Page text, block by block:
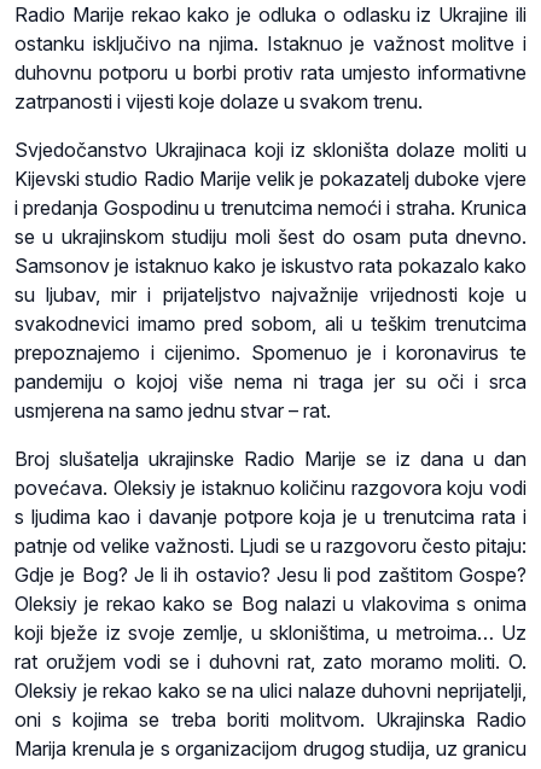
Radio Marije rekao kako je odluka o odlasku iz Ukrajine ili
ostanku isključivo na njima. Istaknuo je važnost molitve i
duhovnu potporu u borbi protiv rata umjesto informativne
zatrpanosti i vijesti koje dolaze u svakom trenu.
Svjedočanstvo Ukrajinaca koji iz skloništa dolaze moliti u
Kijevski studio Radio Marije velik je pokazatelj duboke vjere
i predanja Gospodinu u trenutcima nemoći i straha. Krunica
se u ukrajinskom studiju moli šest do osam puta dnevno.
Samsonov je istaknuo kako je iskustvo rata pokazalo kako
su ljubav, mir i prijateljstvo najvažnije vrijednosti koje u
svakodnevici imamo pred sobom, ali u teškim trenutcima
prepoznajemo i cijenimo. Spomenuo je i koronavirus te
pandemiju o kojoj više nema ni traga jer su oči i srca
usmjerena na samo jednu stvar – rat.
Broj slušatelja ukrajinske Radio Marije se iz dana u dan
povećava. Oleksiy je istaknuo količinu razgovora koju vodi
s ljudima kao i davanje potpore koja je u trenutcima rata i
patnje od velike važnosti. Ljudi se u razgovoru često pitaju:
Gdje je Bog? Je li ih ostavio? Jesu li pod zaštitom Gospe?
Oleksiy je rekao kako se Bog nalazi u vlakovima s onima
koji bježe iz svoje zemlje, u skloništima, u metroima… Uz
rat oružjem vodi se i duhovni rat, zato moramo moliti. O.
Oleksiy je rekao kako se na ulici nalaze duhovni neprijatelji,
oni s kojima se treba boriti molitvom. Ukrajinska Radio
Marija krenula je s organizacijom drugog studija, uz granicu